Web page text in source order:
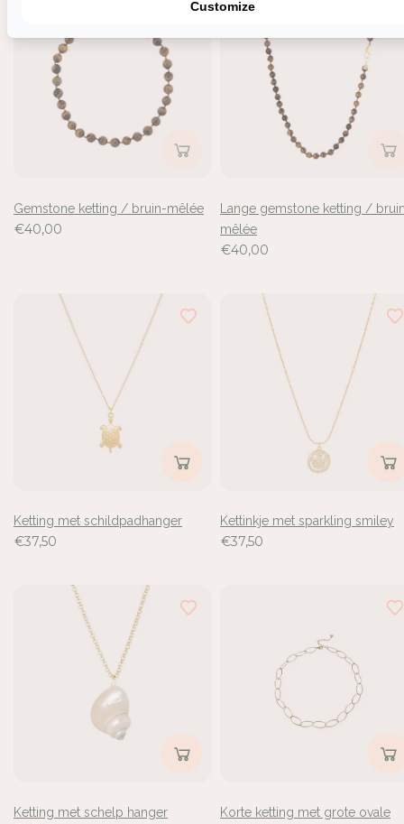
Gemstone ketting / bruin-mêlée
€40,00
Lange gemstone ketting /
mêlée
€40,00
Ketting met schildpadhanger
€37,50
Kettinkje met sparkling smiley
€37,50
Ketting met schelp hanger
Korte ketting met grote ovale
Inloggen vereist
Meld u aan bij uw account om producten aan uw
toe te voegen en uw eerder opgeslagen artikelen te
Customize